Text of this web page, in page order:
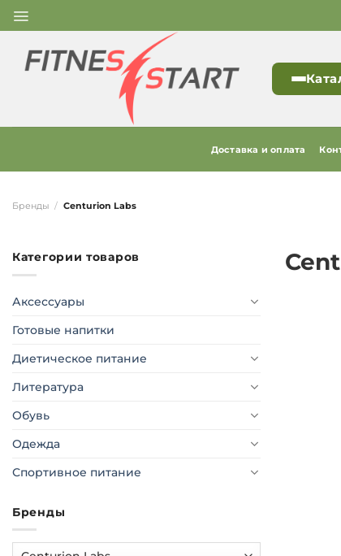
Skip
Доставка и оплата
Бренды / Centurion Labs
Категории товаров
Аксессуары
Готовые напитки
Диетическое питание
Литература
Обувь
Одежда
Спортивное питание
Бренды